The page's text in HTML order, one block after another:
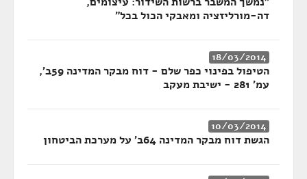
דה-מורליזציה ומאבקי הכול בכל"
18/03/2014
הטיפול בפינוי כפר שלם - דוח מבקר המדינה 59ב',
עמ' 281 - ישיבת מעקב
10/03/2014
הגשת דוח מבקר המדינה 64ב' על מערכת הביטחון